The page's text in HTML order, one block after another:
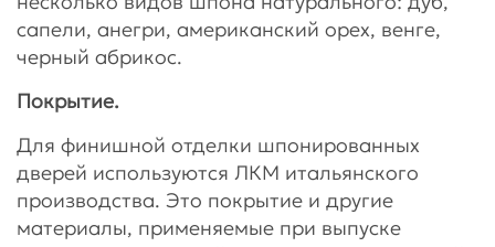
сапели, анегри, американский орех, венге,
черный абрикос.
Покрытие.
Для финишной отделки шпонированных
дверей используются ЛКМ итальянского
производства. Это покрытие и другие
материалы, применяемые при выпуске